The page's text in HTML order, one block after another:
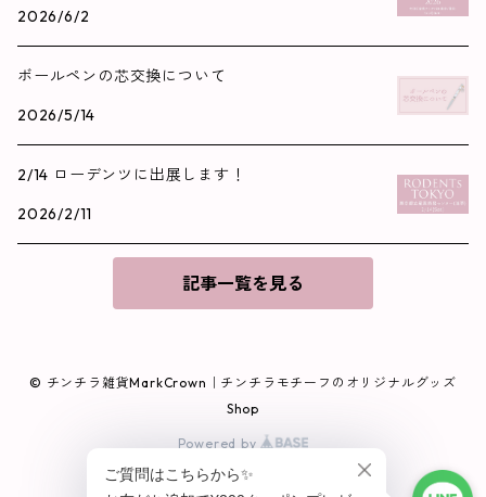
2026/6/2
ボールペンの芯交換について
2026/5/14
2/14 ローデンツに出展します！
2026/2/11
記事一覧を見る
© チンチラ雑貨MarkCrown｜チンチラモチーフのオリジナルグッズ
Shop
Powered by